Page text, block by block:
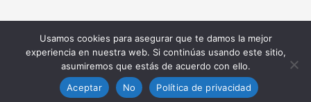
Copyright © 2026 Fundación Stmo Cristo de los Remedios
Usamos cookies para asegurar que te damos la mejor
experiencia en nuestra web. Si continúas usando este sitio,
asumiremos que estás de acuerdo con ello.
Aceptar
No Política de privacidad